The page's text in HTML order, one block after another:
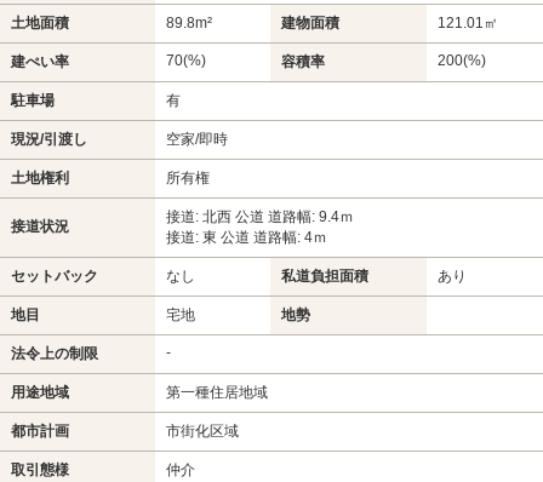
土地面積 89.8m² 建物面積 121.01㎡
建ぺい率 70(%) 容積率 200(%)
駐車場 有
現況/引渡し 空家/即時
土地権利 所有権
接道状況
接道: 北西 公道 道路幅: 9.4ｍ
接道: 東 公道 道路幅: 4ｍ
セットバック なし 私道負担面積 あり
地目 宅地 地勢
法令上の制限 -
用途地域 第一種住居地域
都市計画 市街化区域
取引態様 仲介